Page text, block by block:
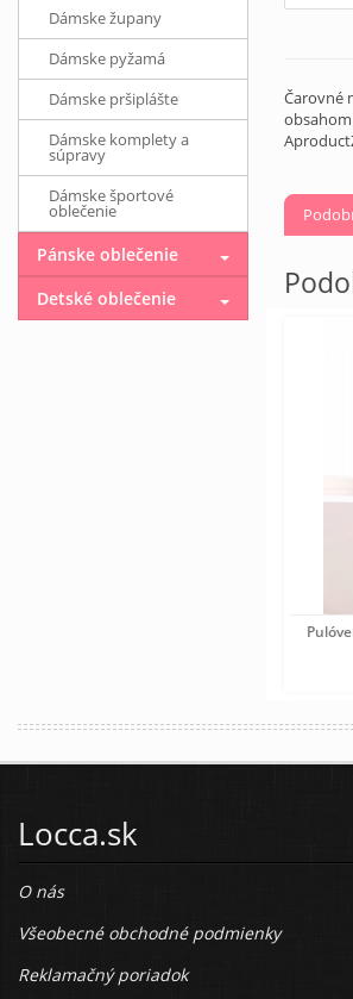
Čarovné
Dámske župany
Dámske pyžamá
Dámske pršiplášte
Dámske komplety a
súpravy
Dámske športové
oblečenie
Pánske oblečenie
Detské oblečenie
Locca.sk
O nás
Všeobecné obchodné podmienky
Reklamačný poriadok